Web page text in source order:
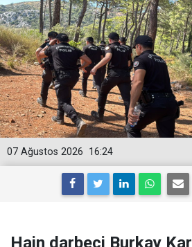
16:24
07 Ağustos 2026
Hain darbeci Burkay